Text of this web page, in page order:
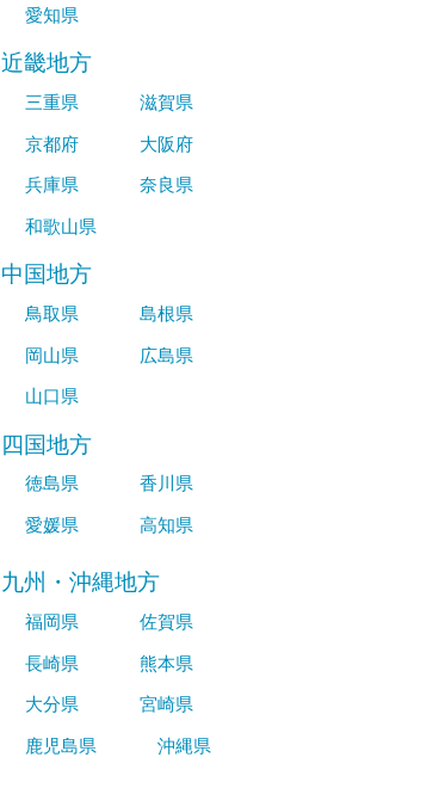
愛知県
近畿地方
三重県
滋賀県
京都府
大阪府
兵庫県
奈良県
和歌山県
中国地方
鳥取県
島根県
岡山県
広島県
山口県
四国地方
徳島県
香川県
愛媛県
高知県
九州・沖縄地方
福岡県
佐賀県
長崎県
熊本県
大分県
宮崎県
鹿児島県
沖縄県